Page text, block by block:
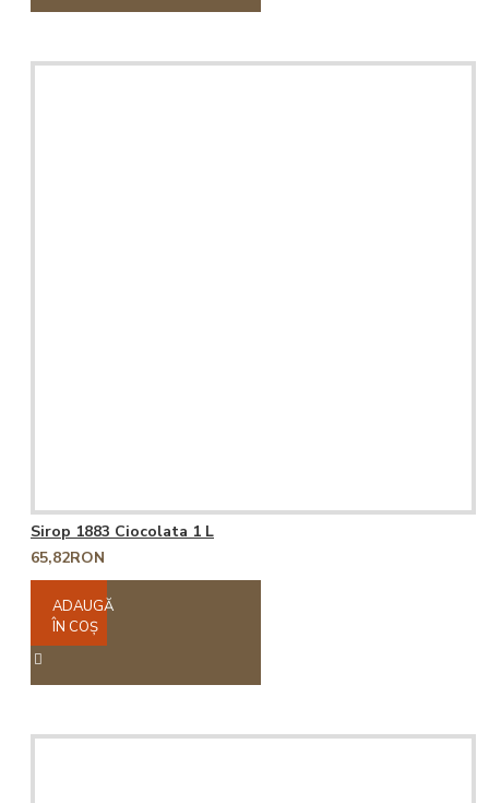
Sirop 1883 Ciocolata 1 L
65,82RON
ADAUGĂ
ÎN COŞ